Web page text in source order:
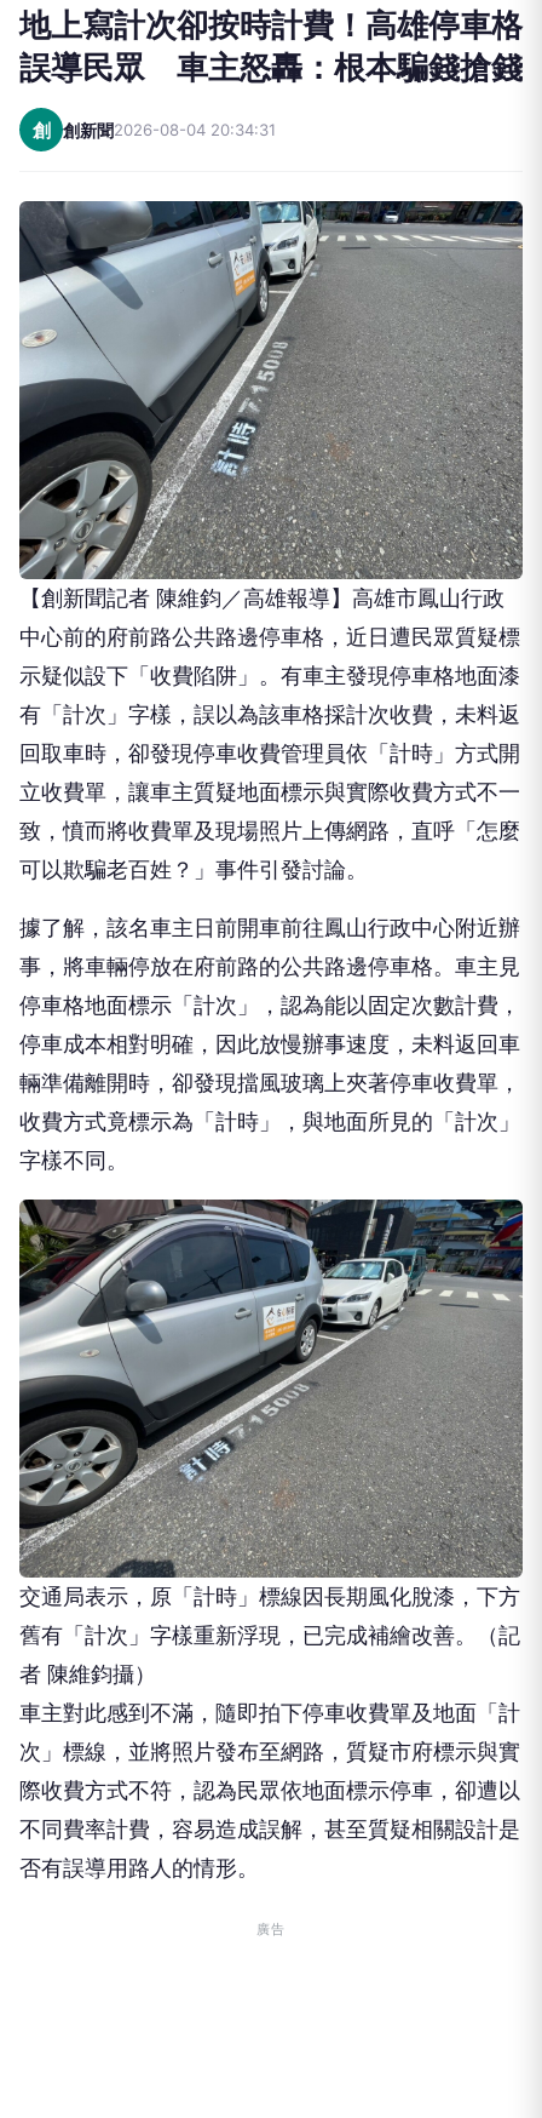
地上寫計次卻按時計費！高雄停車格
誤導民眾 車主怒轟：根本騙錢搶錢
創 創新聞2026-08-04 20:34:31
【創新聞記者 陳維鈞／高雄報導】高雄市鳳山行政
中心前的府前路公共路邊停車格，近日遭民眾質疑標
示疑似設下「收費陷阱」。有車主發現停車格地面漆
有「計次」字樣，誤以為該車格採計次收費，未料返
回取車時，卻發現停車收費管理員依「計時」方式開
立收費單，讓車主質疑地面標示與實際收費方式不一
致，憤而將收費單及現場照片上傳網路，直呼「怎麼
可以欺騙老百姓？」事件引發討論。
據了解，該名車主日前開車前往鳳山行政中心附近辦
事，將車輛停放在府前路的公共路邊停車格。車主見
停車格地面標示「計次」，認為能以固定次數計費，
停車成本相對明確，因此放慢辦事速度，未料返回車
輛準備離開時，卻發現擋風玻璃上夾著停車收費單，
收費方式竟標示為「計時」，與地面所見的「計次」
字樣不同。
交通局表示，原「計時」標線因長期風化脫漆，下方
舊有「計次」字樣重新浮現，已完成補繪改善。（記
者 陳維鈞攝）
車主對此感到不滿，隨即拍下停車收費單及地面「計
次」標線，並將照片發布至網路，質疑市府標示與實
際收費方式不符，認為民眾依地面標示停車，卻遭以
不同費率計費，容易造成誤解，甚至質疑相關設計是
否有誤導用路人的情形。
廣告